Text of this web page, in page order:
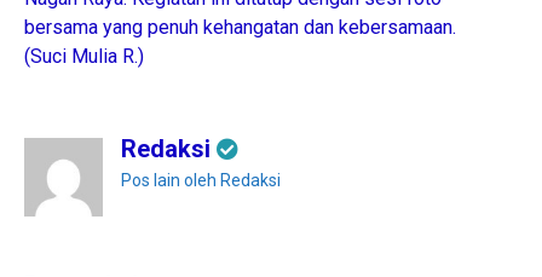
bersama yang penuh kehangatan dan kebersamaan.
(Suci Mulia R.)
Redaksi
Pos lain oleh Redaksi